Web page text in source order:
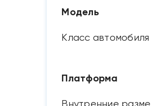
Модель
Класс автомобиля
Платформа
Внутренние